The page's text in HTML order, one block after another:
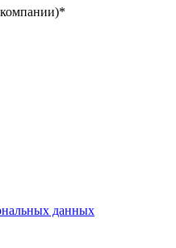
*
данных